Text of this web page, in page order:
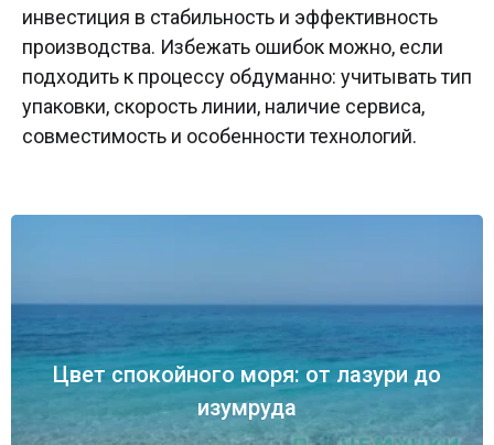
инвестиция в стабильность и эффективность
производства. Избежать ошибок можно, если
подходить к процессу обдуманно: учитывать тип
упаковки, скорость линии, наличие сервиса,
совместимость и особенности технологий.
Цвет спокойного моря: от лазури до
изумруда